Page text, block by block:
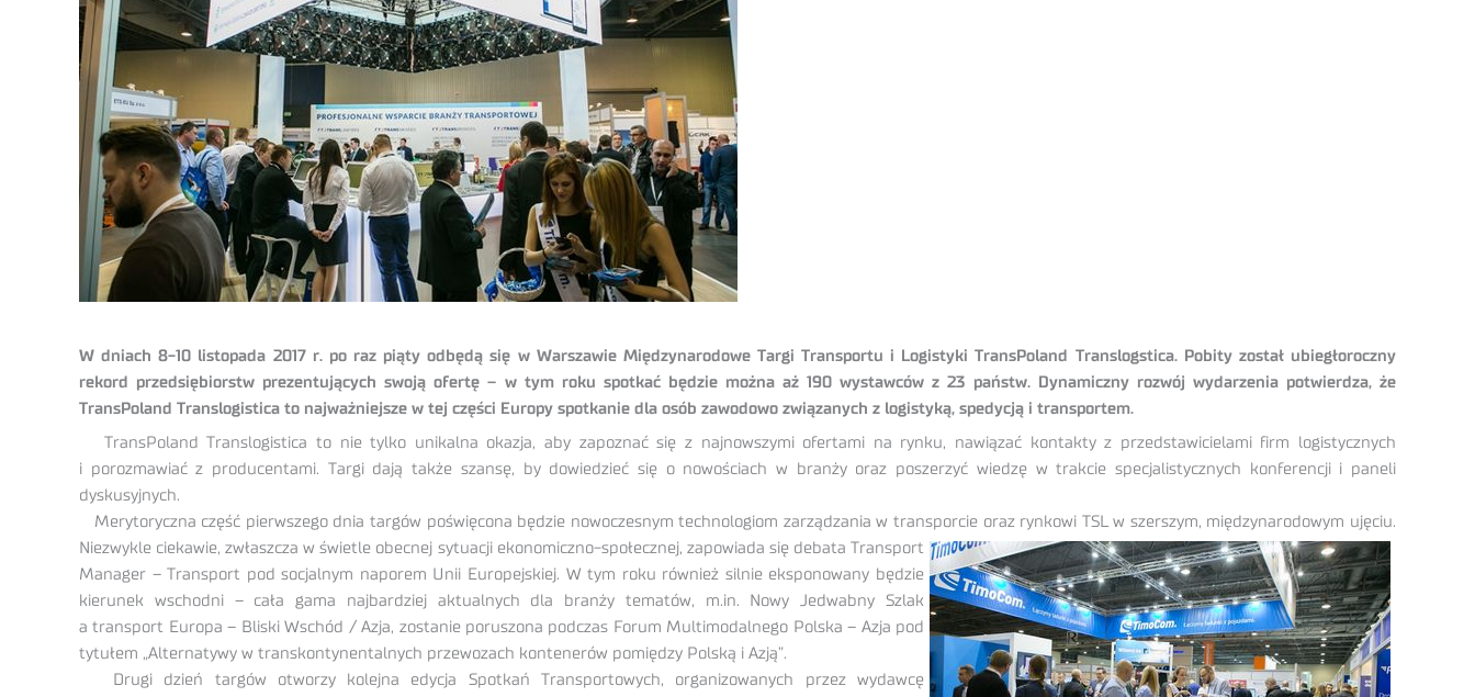
W dniach 8-10 listopada 2017 r. po raz piąty odbędą się w Warszawie Międzynarodowe Targi Transportu i Logistyki TransPoland Translogstica. Pobity został ubiegłoroczny
rekord przedsiębiorstw prezentujących swoją ofertę – w tym roku spotkać będzie można aż 190 wystawców z 23 państw. Dynamiczny rozwój wydarzenia potwierdza, że
TransPoland Translogistica to najważniejsze w tej części Europy spotkanie dla osób zawodowo związanych z logistyką, spedycją i transportem.
TransPoland Translogistica to nie tylko unikalna okazja, aby zapoznać się z najnowszymi ofertami na rynku, nawiązać kontakty z przedstawicielami firm logistycznych
i porozmawiać z producentami. Targi dają także szansę, by dowiedzieć się o nowościach w branży oraz poszerzyć wiedzę w trakcie specjalistycznych konferencji i paneli
dyskusyjnych.
Merytoryczna część pierwszego dnia targów poświęcona będzie nowoczesnym technologiom zarządzania w transporcie oraz rynkowi TSL w szerszym, międzynarodowym ujęciu.
Niezwykle ciekawie, zwłaszcza w świetle obecnej sytuacji ekonomiczno-społecznej, zapowiada się debata Transport
Manager – Transport pod socjalnym naporem Unii Europejskiej. W tym roku również silnie eksponowany będzie
kierunek wschodni – cała gama najbardziej aktualnych dla branży tematów, m.in. Nowy Jedwabny Szlak
a transport Europa – Bliski Wschód / Azja, zostanie poruszona podczas Forum Multimodalnego Polska – Azja pod
tytułem „Alternatywy w transkontynentalnych przewozach kontenerów pomiędzy Polską i Azją”.
Drugi dzień targów otworzy kolejna edycja Spotkań Transportowych, organizowanych przez wydawcę